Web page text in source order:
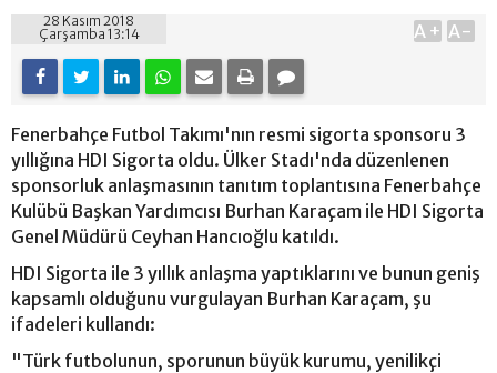
28 Kasım 2018
Çarşamba 13:14
A+ A-
Fenerbahçe Futbol Takımı'nın resmi sigorta sponsoru 3
yıllığına HDI Sigorta oldu. Ülker Stadı'nda düzenlenen
sponsorluk anlaşmasının tanıtım toplantısına Fenerbahçe
Kulübü Başkan Yardımcısı Burhan Karaçam ile HDI Sigorta
Genel Müdürü Ceyhan Hancıoğlu katıldı.
HDI Sigorta ile 3 yıllık anlaşma yaptıklarını ve bunun geniş
kapsamlı olduğunu vurgulayan Burhan Karaçam, şu
ifadeleri kullandı:
"Türk futbolunun, sporunun büyük kurumu, yenilikçi